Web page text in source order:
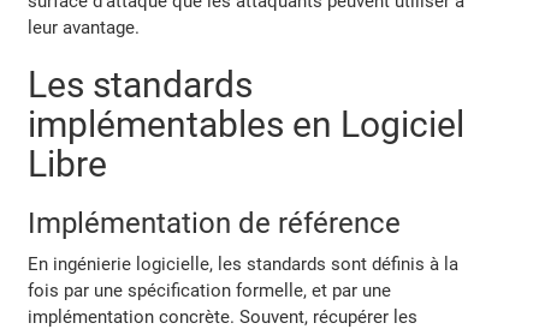
leur avantage.
Les standards
implémentables en Logiciel
Libre
Implémentation de référence
En ingénierie logicielle, les standards sont définis à la
fois par une spécification formelle, et par une
implémentation concrète. Souvent, récupérer les